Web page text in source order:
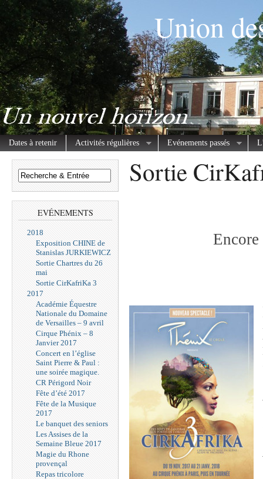
Union
Dates à retenir Activités régulières Evénements passés
EVÉNEMENTS
2018
Exposition CHINE de
Stanislas JURKIEWICZ
Sortie Chartres du 26
mai
Sortie CirKafriKa 3
2017
Académie Équestre
Nationale du Domaine
de Versailles – 9 avril
Cirque Phénix – 8
Janvier 2017
Concert en l’église
Saint Pierre & Paul :
une soirée magique.
CR Périgord Noir
Fête d’été 2017
Fête de la Musique
2017
Le banquet des seniors
Les Assises de la
Semaine Bleue 2017
Magie du Rhone
provençal
Repas tricolore
Sortie